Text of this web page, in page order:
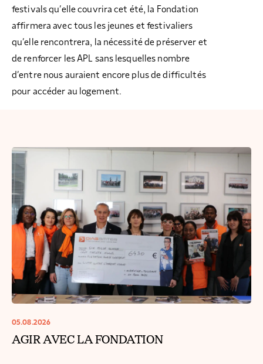
festivals qu’elle couvrira cet été, la Fondation
affirmera avec tous les jeunes et festivaliers
qu’elle rencontrera, la nécessité de préserver et
de renforcer les APL sans lesquelles nombre
d’entre nous auraient encore plus de difficultés
pour accéder au logement.
05.08.2026
AGIR AVEC LA FONDATION